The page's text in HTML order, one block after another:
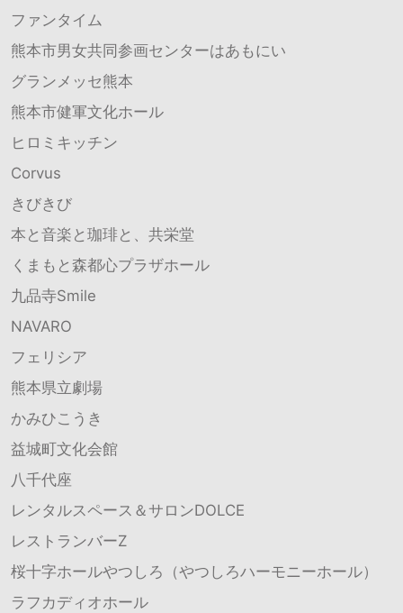
ファンタイム
熊本市男女共同参画センターはあもにい
グランメッセ熊本
熊本市健軍文化ホール
ヒロミキッチン
Corvus
きびきび
本と音楽と珈琲と、共栄堂
くまもと森都心プラザホール
九品寺Smile
NAVARO
フェリシア
熊本県立劇場
かみひこうき
益城町文化会館
八千代座
レンタルスペース＆サロンDOLCE
レストランバーZ
桜十字ホールやつしろ（やつしろハーモニーホール）
ラフカディオホール